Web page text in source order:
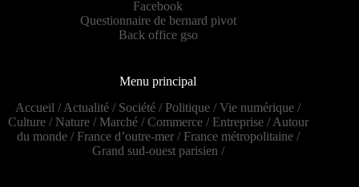
Facebook
Questionnaire de bernard pivot
Back office gso
Menu principal
Accueil /Actualité / Société / Politique /Vie numérique /
Culture/ Nature/ Marché/Commerce/ Entreprise/Autour
du monde/ France d’outre-mer/ France métropolitaine/
Grand sud-ouest parisien /